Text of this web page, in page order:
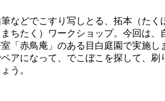
などでこすり写しとる、拓本（たく
ちたく）ワークショップ。今回は、
「赤鳥庵」のある目白庭園で実施し
アになって、でこぼこを探して、刷
う。